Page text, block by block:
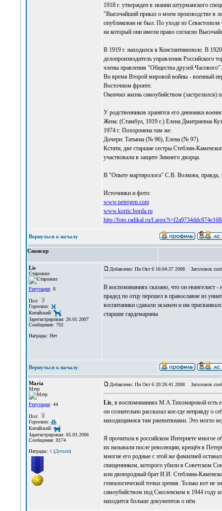
1918 г. утвержден в звании штурманского
"Высочайший приказ о моем производстве в
опубликован не был. По уходе из
на который они имели право согласно
В 1919 г. находился в Константинополе. В
делопроизводитель управления Российского
члены правления "Общества друзей
Во время Второй мировой войны - военный
Восточном фронте.
Окончил жизнь самоубийством (застрелился)
У родственников хранятся его дневники
Жена: (Стамбул, 1919 г.) Елена Дмитриевна
1974 г. Похоронена там же.
Дочери: Татьяна (№ 96), Елена (№ 97).
Кстати, две старшие сестры Стеблин-
участвовали в защите Зимнего дворца.
В "Опыте мартиролога" С.В. Волкова, правда,
Источники и фото:
www.petergen.com
www.kortic.borda.ru
http://foto.radikal.ru/
Вернуться к началу
Спонсор
Lis
Старожил
Репутация: 8
Пол:
Гороскоп:
Китайский:
Зарегистрирован: 26.01.2007
Сообщения: 702
Награды: Нет
Добавлено: Пн Окт 6 16:04:37 2008 Заголовок
В воспоминаниях сказано, что он евангелист
прадед по отцу перешел в православие из
воспитаники сдавали экзамен и им
старшие гардемарины
Вернуться к началу
Maria
Мэтр
Репутация: 44
Пол:
Гороскоп:
Китайский:
Зарегистрирован: 05.03.2006
Сообщения: 8174
Награды: 1(Детали)
Добавлено: Пн Окт 6 20:26:41 2008 Заголовок
Lis, в воспоминаниях М.А.Тихомировой есть
он сознательно рассказал кое-где неправду о
находящимися там ржевитянами. Это могло
Я прочитала в российском Интернете многое
их называли после революции, крещён в
многие его родные с этой же фамилией
священником, которого убили в Советском
или двоюродный брат И.И. Стеблина-
генеалогической точки зрения. Только вот
самоубийством под Смоленском в 1944 году
находится больше документов о нём.